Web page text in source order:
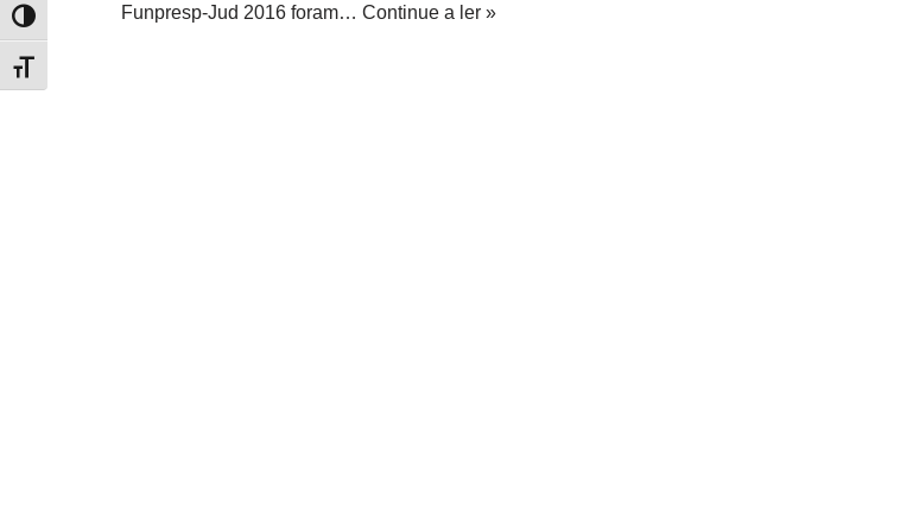
Alternar alto contraste
Alternar tamanho da fonte
Funpresp-Jud 2016 foram… Continue a ler »